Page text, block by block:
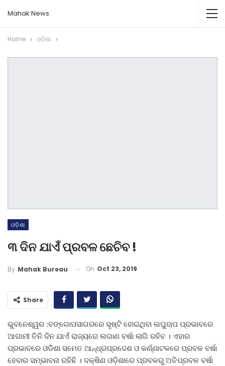
Mahak News
Home ଓଡ଼ିଶା
ଓଡ଼ିଶା
୩ ଦିନ ଯାଏଁ ପ୍ରବଳ ଛେଚିବ !
By Mahak Bureau On Oct 23, 2019
Share
ଭୁବନେଶ୍ୱର :ବଙ୍ଗୋପସାଗରରେ ସୃଷ୍ଟି ହୋଇଥିବା ଲଘୁଚାପ ପ୍ରଭାବରେ
ଆଗାମୀ ତିନି ଦିନ ଯାଏଁ ରାଜ୍ୟରେ ଲଗାଣ ବର୍ଷା ଲାଗି ରହିବ । ଏହାର
ପ୍ରଭାବରେ ଓଡିଶା ସମେତ ଆନ୍ଧ୍ରପ୍ରଦେଶ ଓ କର୍ଣ୍ଣାଟକରେ ପ୍ରବଳ ବର୍ଷା
ହେବାର ସମ୍ଭାବନା ରହିଛି । ଦକ୍ଷିଣ ଓଡ଼ିଶାରେ ପ୍ରବଳରୁ ଅତିପ୍ରବଳ ବର୍ଷା